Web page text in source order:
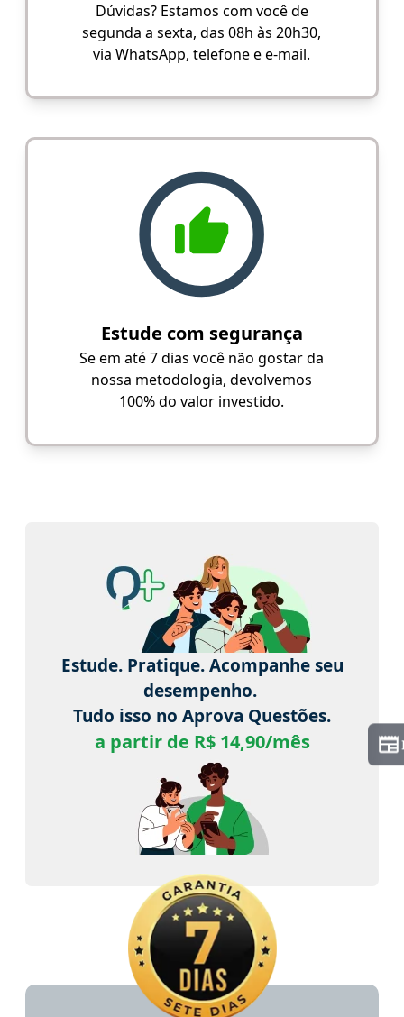
Dúvidas? Estamos com você de
segunda a sexta, das 08h às 20h30,
via WhatsApp, telefone e e-mail.
Estude com segurança
Se em até 7 dias você não gostar da
nossa metodologia, devolvemos
100% do valor investido.
Estude. Pratique. Acompanhe seu
desempenho.
Tudo isso no Aprova Questões.
a partir de R$ 14,90/mês